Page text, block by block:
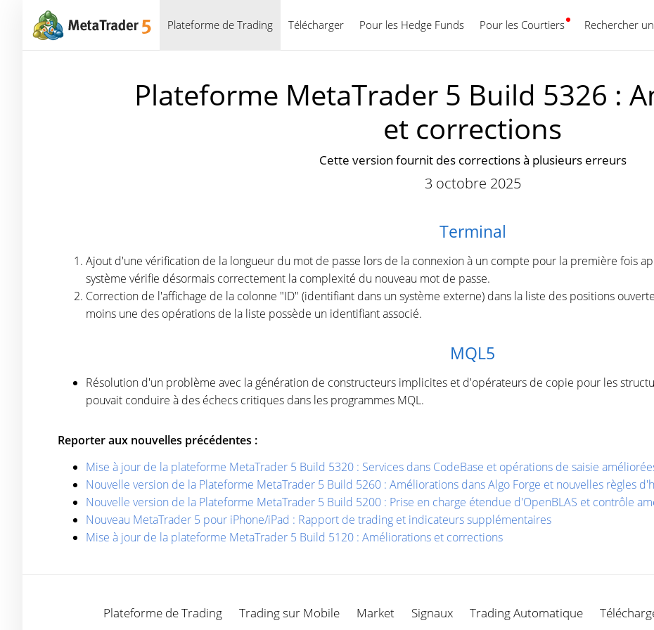
Plateforme de Trading Télécharger Pour les Hedge Funds Pour les Courtiers Rechercher
Français
Plateforme MetaTrader 5 Build 5326 :
et corrections
Cette version fournit des corrections à plusieurs erreurs
3 octobre 2025
Terminal
Ajout d'une vérification de la longueur du mot de passe lors de la connexion à un compte pour la première fois
système vérifie désormais correctement la complexité du nouveau mot de passe.
Correction de l'affichage de la colonne "ID" (identifiant dans un système externe) dans la liste des positions
moins une des opérations de la liste possède un identifiant associé.
MQL5
Résolution d'un problème avec la génération de constructeurs implicites et d'opérateurs de copie pour les
pouvait conduire à des échecs critiques dans les programmes MQL.
Reporter aux nouvelles précédentes :
Mise à jour de la plateforme MetaTrader 5 Build 5320 : Services dans CodeBase et opérations de saisie
Nouvelle version de la Plateforme MetaTrader 5 Build 5260 : Améliorations dans Algo Forge et nouvelles règles
Nouvelle version de la Plateforme MetaTrader 5 Build 5200 : Prise en charge étendue d'OpenBLAS et contrôle
Nouveau MetaTrader 5 pour iPhone/iPad : Rapport de trading et indicateurs supplémentaires
Mise à jour de la plateforme MetaTrader 5 Build 5120 : Améliorations et corrections
Plateforme de Trading Trading sur Mobile Market Signaux Trading Automatique